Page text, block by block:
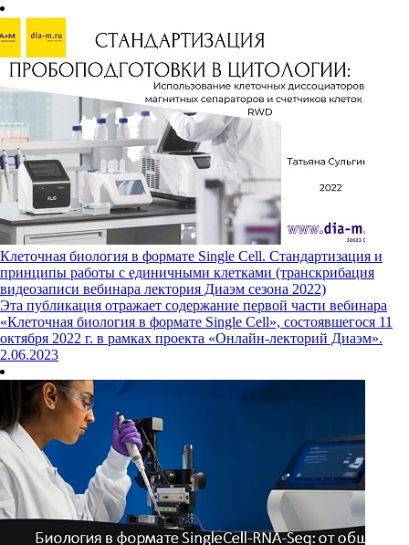
Клеточная биология в формате Single Cell. Стандартизация и
принципы работы с единичными клетками (транскрибация
видеозаписи вебинара лектория Диаэм сезона 2022)
Эта публикация отражает содержание первой части вебинара
«Клеточная биология в формате Single Cell», состоявшегося 11
октября 2022 г. в рамках проекта «Онлайн-лекторий Диаэм».
2.06.2023